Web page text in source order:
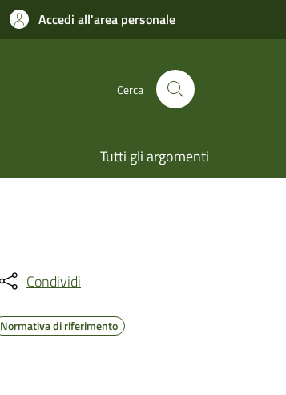
Accedi all'area personale
Cerca
Tutti gli argomenti
Condividi
Normativa di riferimento